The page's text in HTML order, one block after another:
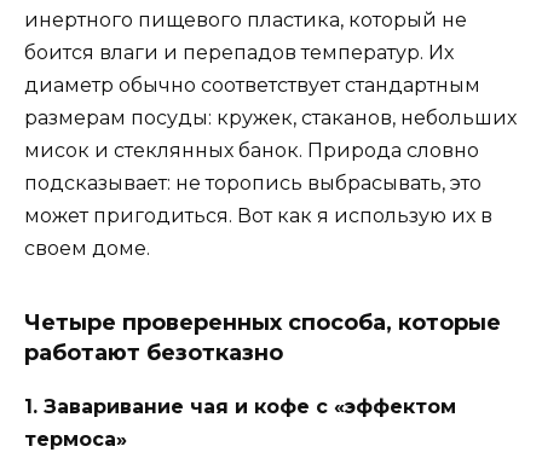
инертного пищевого пластика, который не
боится влаги и перепадов температур. Их
диаметр обычно соответствует стандартным
размерам посуды: кружек, стаканов, небольших
мисок и стеклянных банок. Природа словно
подсказывает: не торопись выбрасывать, это
может пригодиться. Вот как я использую их в
своем доме.
Четыре проверенных способа, которые
работают безотказно
1. Заваривание чая и кофе с «эффектом
термоса»